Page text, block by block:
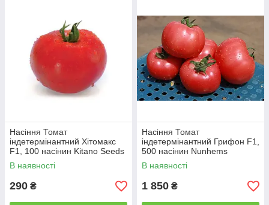
Насіння Томат
індетермінантний Хітомакс
F1, 100 насінин Kitano Seeds
В наявності
290 ₴
Насіння Томат
індетермінантний Грифон F1,
500 насінин Nunhems
В наявності
1 850 ₴